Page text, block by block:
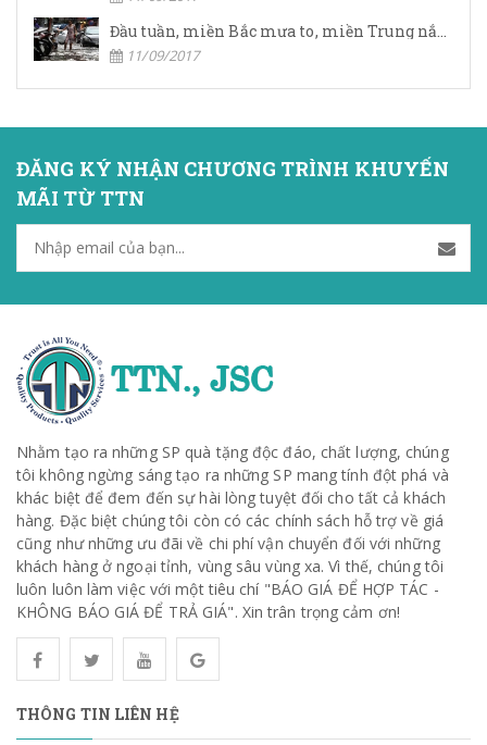
11/09/2017
ĐĂNG KÝ NHẬN CHƯƠNG TRÌNH KHUYẾN
MÃI TỪ TTN
Nhằm tạo ra những SP quà tặng độc đáo, chất lượng, chúng
tôi không ngừng sáng tạo ra những SP mang tính đột phá và
khác biệt để đem đến sự hài lòng tuyệt đối cho tất cả khách
hàng. Đặc biệt chúng tôi còn có các chính sách hỗ trợ về giá
cũng như những ưu đãi về chi phí vận chuyển đối với những
khách hàng ở ngoại tỉnh, vùng sâu vùng xa. Vì thế, chúng tôi
luôn luôn làm việc với một tiêu chí "BÁO GIÁ ĐỂ HỢP TÁC -
KHÔNG BÁO GIÁ ĐỂ TRẢ GIÁ". Xin trân trọng cảm ơn!
THÔNG TIN LIÊN HỆ